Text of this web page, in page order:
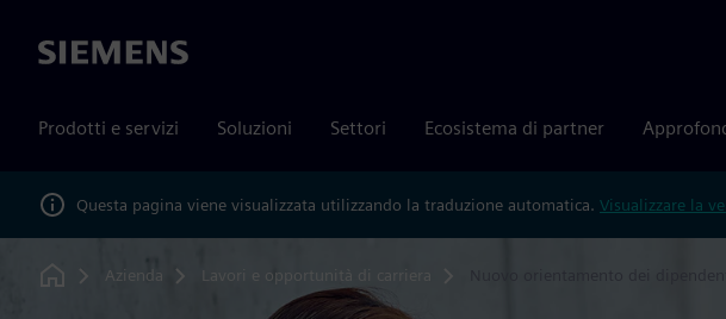
Siemens
Prodotti e servizi Soluzioni Settori Ecosistema di partner
Questa pagina viene visualizzata utilizzando la traduzione automatica. Visualizzare la
Home
Azienda Lavori e opportunità di carriera